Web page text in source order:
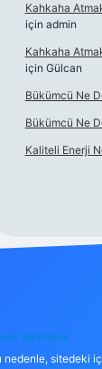
Kahkaha
için admin
Kahkaha
için Gülcan
Bükümcü Ne
Bükümcü Ne
Kaliteli Enerji
@karabul
nedenle,